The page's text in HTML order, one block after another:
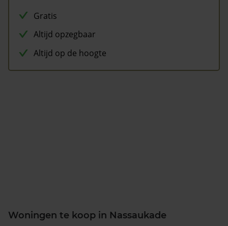
Gratis
Altijd opzegbaar
Altijd op de hoogte
Woningen te koop in Nassaukade